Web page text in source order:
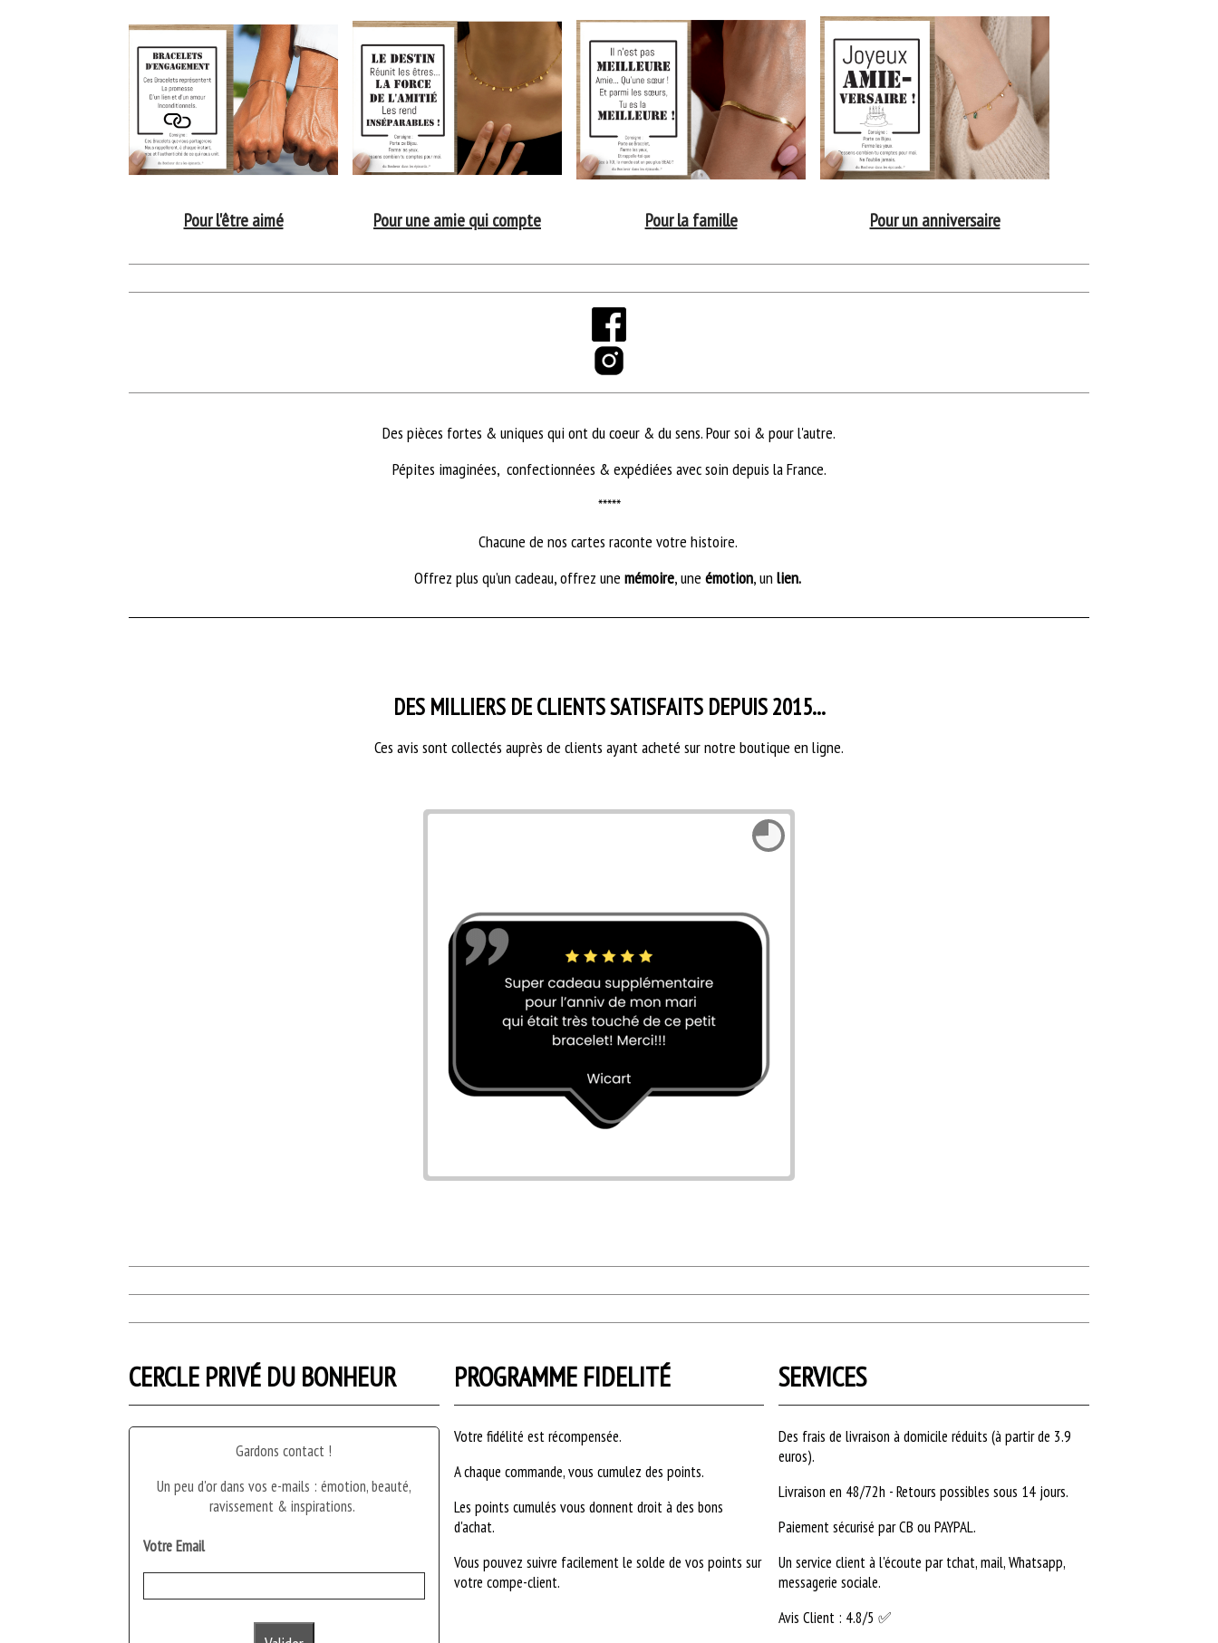
Pour l'être aimé Pour une amie qui compte Pour la famille Pour un anniversaire
Des pièces fortes & uniques qui ont du coeur & du sens. Pour soi & pour l'autre.
Pépites imaginées, confectionnées & expédiées avec soin depuis la France.
*****
Chacune de nos cartes raconte votre histoire.
Offrez plus qu’un cadeau, offrez une mémoire, une émotion, un lien.
DES MILLIERS DE CLIENTS SATISFAITS DEPUIS 2015...
Ces avis sont collectés auprès de clients ayant acheté sur notre boutique en ligne.
CERCLE PRIVÉ DU BONHEUR
Gardons contact !
Un peu d'or dans vos e-mails : émotion, beauté,
ravissement & inspirations.
Votre Email
PROGRAMME FIDELITÉ
Votre fidélité est récompensée.
A chaque commande, vous cumulez des points.
Les points cumulés vous donnent droit à des bons
d'achat.
Vous pouvez suivre facilement le solde de vos points sur
votre compe-client.
SERVICES
Des frais de livraison à domicile réduits (à partir de 3.9
euros).
Livraison en 48/72h - Retours possibles sous 14 jours.
Paiement sécurisé par CB ou PAYPAL.
Un service client à l'écoute par tchat, mail, Whatsapp,
messagerie sociale.
Avis Client : 4.8/5 ✅